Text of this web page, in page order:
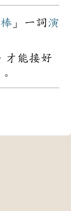
」一詞演
才能接好
。